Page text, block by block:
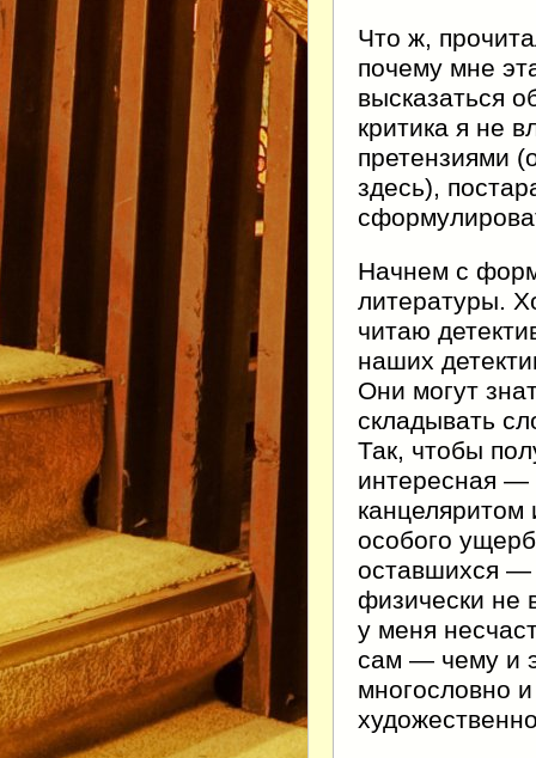
Что ж,
почему мне
высказаться
критика я не
претензиями
здесь),
Начнем с
литературы.
читаю
наших
Они могут
складывать
Так, чтобы
интересная —
особого
оставшихся —
физически не
у меня
сам — чему и
многословно